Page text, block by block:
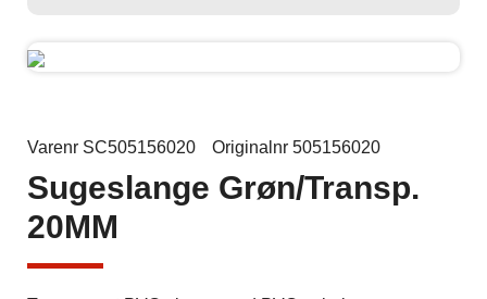
Varenr SC505156020 Originalnr 505156020
Sugeslange Grøn/Transp.
20MM